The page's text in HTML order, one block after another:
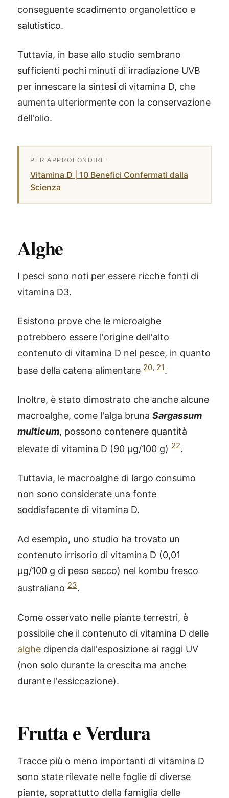
conseguente scadimento organolettico e
salutistico.
Tuttavia, in base allo studio sembrano
sufficienti pochi minuti di irradiazione UVB
per innescare la sintesi di vitamina D, che
aumenta ulteriormente con la conservazione
dell'olio.
Vitamina D | 10 Benefici Confermati dalla
Scienza
Alghe
I pesci sono noti per essere ricche fonti di
vitamina D3.
Esistono prove che le microalghe
potrebbero essere l'origine dell'alto
contenuto di vitamina D nel pesce, in quanto
base della catena alimentare 20, 21.
Inoltre, è stato dimostrato che anche alcune
macroalghe, come l'alga bruna Sargassum
multicum, possono contenere quantità
elevate di vitamina D (90 μg/100 g) 22.
Tuttavia, le macroalghe di largo consumo
non sono considerate una fonte
soddisfacente di vitamina D.
Ad esempio, uno studio ha trovato un
contenuto irrisorio di vitamina D (0,01
µg/100 g di peso secco) nel kombu fresco
australiano 23.
Come osservato nelle piante terrestri, è
possibile che il contenuto di vitamina D delle
alghe dipenda dall'esposizione ai raggi UV
(non solo durante la crescita ma anche
durante l'essiccazione).
Frutta e Verdura
Tracce più o meno importanti di vitamina D
sono state rilevate nelle foglie di diverse
piante, soprattutto della famiglia delle